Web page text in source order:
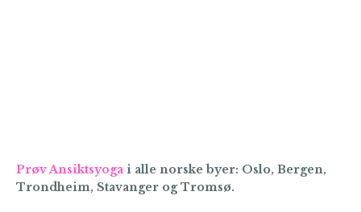
Prøv Ansiktsyoga i alle norske byer: Oslo, Bergen,
Trondheim, Stavanger og Tromsø.